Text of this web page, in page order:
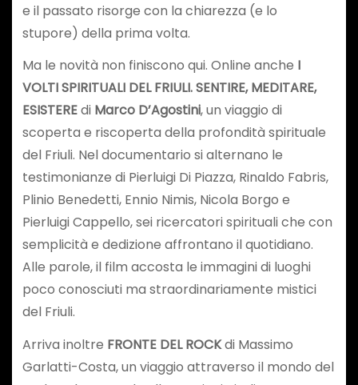
e il passato risorge con la chiarezza (e lo
stupore) della prima volta.
Ma le novità non finiscono qui. Online anche I
VOLTI SPIRITUALI DEL FRIULI. SENTIRE, MEDITARE,
ESISTEREdi Marco D’Agostini, un viaggio di
scoperta e riscoperta della profondità spirituale
del Friuli. Nel documentario si alternano le
testimonianze di Pierluigi Di Piazza, Rinaldo Fabris,
Plinio Benedetti, Ennio Nimis, Nicola Borgo e
Pierluigi Cappello, sei ricercatori spirituali che con
semplicità e dedizione affrontano il quotidiano.
Alle parole, il film accosta le immagini di luoghi
poco conosciuti ma straordinariamente mistici
del Friuli.
Arriva inoltre FRONTE DEL ROCKdi Massimo
Garlatti-Costa, un viaggio attraverso il mondo del